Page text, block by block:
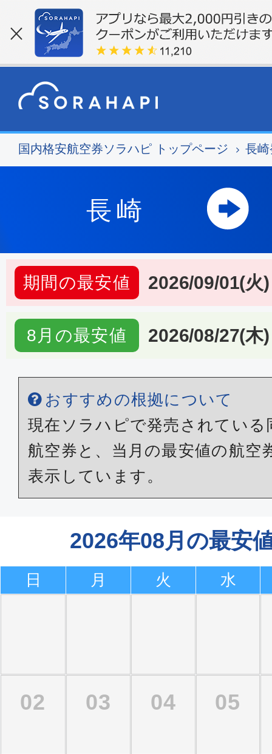
国内格安航空券ソラハピ トップページ 長
長崎
期間の最安値 2026/09/01(火)
8月の最安値 2026/08/27(木)
おすすめの根拠について
現在ソラハピで発売されている
航空券と、当月の最安値の航空
表示しています。
2026年08月の最安
日 月 火 水
02 03 04 05